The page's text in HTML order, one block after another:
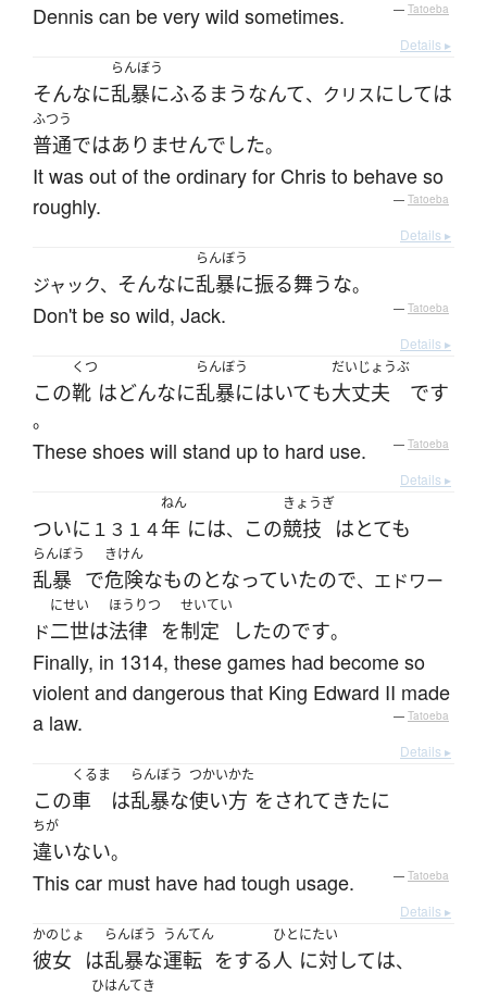
Dennis can be very wild sometimes. — Tatoeba
Details ▸
そんなに
らんぼう
乱暴にふるまうなんて、クリスにしては
ふつう
普通ではありませんでした。
It was out of the ordinary for Chris to behave so
roughly.
— Tatoeba
Details ▸
ジャック、 そんなに
らんぼう
乱暴に振る舞うな。
Don't be so wild, Jack. — Tatoeba
Details ▸
この
くつ
靴 はどんなに
らんぼう
乱暴にはいても
だいじょうぶ
大丈夫 です
。
These shoes will stand up to hard use. — Tatoeba
Details ▸
ついに １３１４
ねん
年 には、 この
きょうぎ
競技 はとても
らんぼう
乱暴 で
きけん
危険なものとなっていたので、エドワー
ド
にせい
二世は
ほうりつ
法律 を
せいてい
制定 したのです。
Finally, in 1314, these games had become so
violent and dangerous that King Edward II made
a law.
— Tatoeba
Details ▸
この
くるま
車 は
らんぼう
乱暴な
つかいかた
使い方 をされて きたに
ちが
違いない。
This car must have had tough usage. — Tatoeba
Details ▸
かのじょ
彼女 は
らんぼう
乱暴な
うんてん
運転 をする
ひと
人
にたい
に対しては、
ひはんてき